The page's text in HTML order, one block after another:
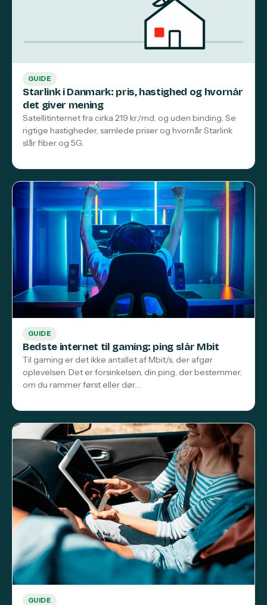
GUIDE
Starlink i Danmark: pris, hastighed og hvornår
det giver mening
Satellitinternet fra cirka 219 kr./md. og uden binding. Se
rigtige hastigheder, samlede priser og hvornår Starlink
slår fiber og 5G.
GUIDE
Bedste internet til gaming: ping slår Mbit
Til gaming er det ikke antallet af Mbit/s, der afgør
oplevelsen. Det er forsinkelsen, din ping, der bestemmer,
om du rammer først eller dør…
GUIDE